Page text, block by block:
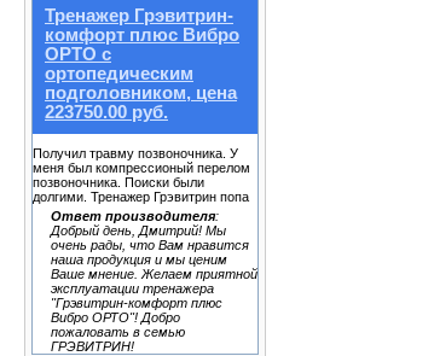
Тренажер Грэвитрин-
комфорт плюс Вибро
ОРТО с
ортопедическим
подголовником, цена
223750.00 руб.
Получил травму позвоночника. У
меня был компрессионый перелом
позвоночника. Поиски были
долгими. Тренажер Грэвитрин попа
Ответ производителя:
Добрый день, Дмитрий! Мы
очень рады, что Вам нравится
наша продукция и мы ценим
Ваше мнение. Желаем приятной
эксплуатации тренажера
"Грэвитрин-комфорт плюс
Вибро ОРТО"! Добро
пожаловать в семью
ГРЭВИТРИН!